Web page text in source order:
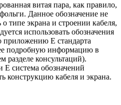
витая пара, как правило,
Данное обозначение не
о типе экрана и строении кабеля,
использовать обозначения
приложению E стандарта
подробную информацию в
разделе консультаций).
система обозначений
конструкцию кабеля и экрана.